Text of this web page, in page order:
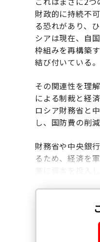
財政的に持続不
る恐れがあり、
シアは現在、自
枠組みを再構築
結び付いている。
その関連性を理
による制裁と経
ロシア財務省と
し、国防費の削
財務省や中央銀
るため、経済を